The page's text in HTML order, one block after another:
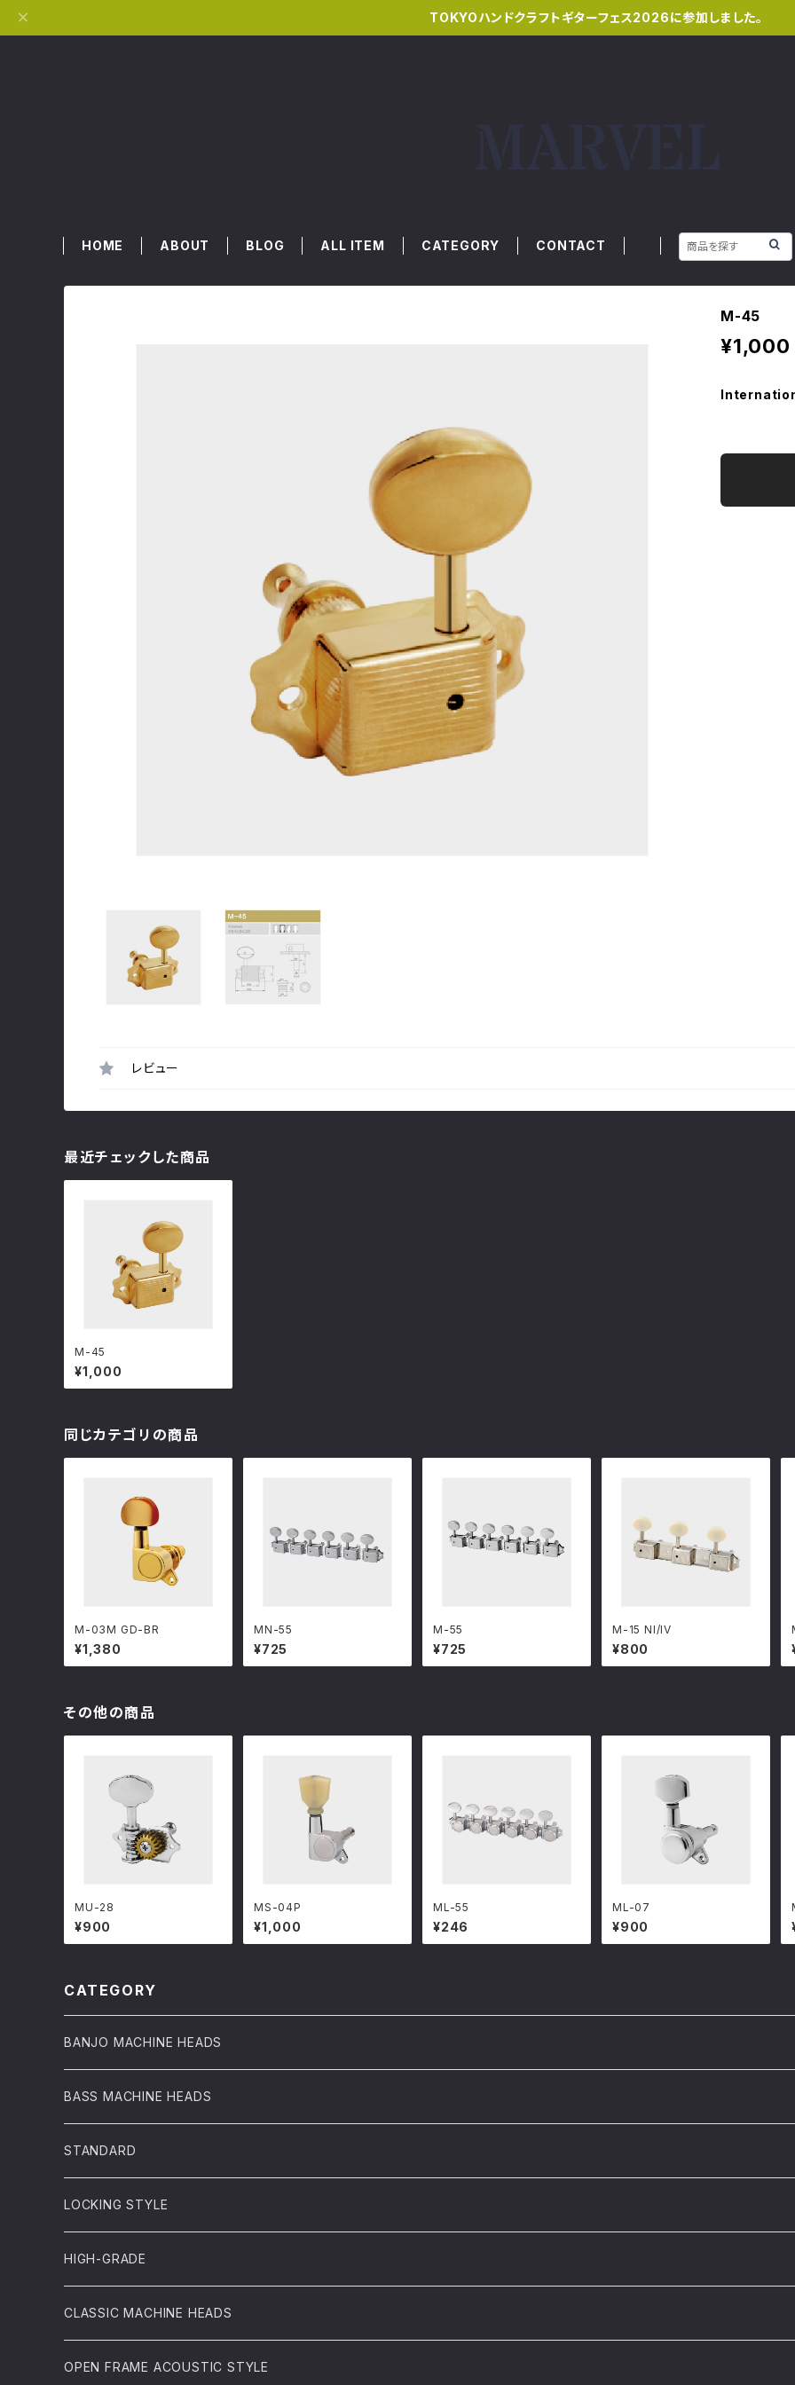
TOKYOハンドクラフトギターフェス2026に参加しました。
HOME ABOUT BLOG ALL ITEM CATEGORY CONTACT
M-45
¥1,000
レビュー
最近チェックした商品
M-45
¥1,000
同じカテゴリの商品
M-03M GD-BR
¥1,380
MN-55
¥725
M-55
¥725
M-15 NI/IV
¥800
その他の商品
MU-28
¥900
MS-04P
¥1,000
ML-55
¥246
ML-07
¥900
CATEGORY
BANJO MACHINE HEADS
BASS MACHINE HEADS
STANDARD
LOCKING STYLE
HIGH-GRADE
CLASSIC MACHINE HEADS
OPEN FRAME ACOUSTIC STYLE